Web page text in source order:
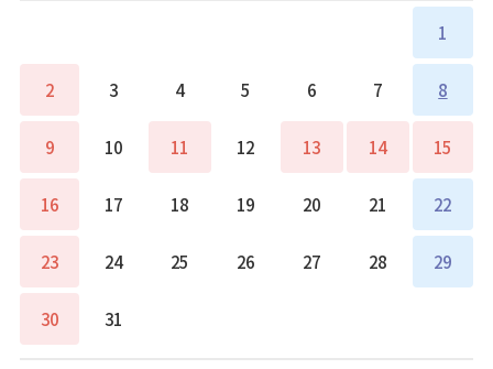
1
2 3 4 5 6 7 8
9 10 11 12 13 14 15
16 17 18 19 20 21 22
23 24 25 26 27 28 29
30 31